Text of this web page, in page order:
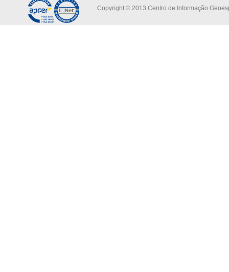
Copyright © 2013 Centro de Informação